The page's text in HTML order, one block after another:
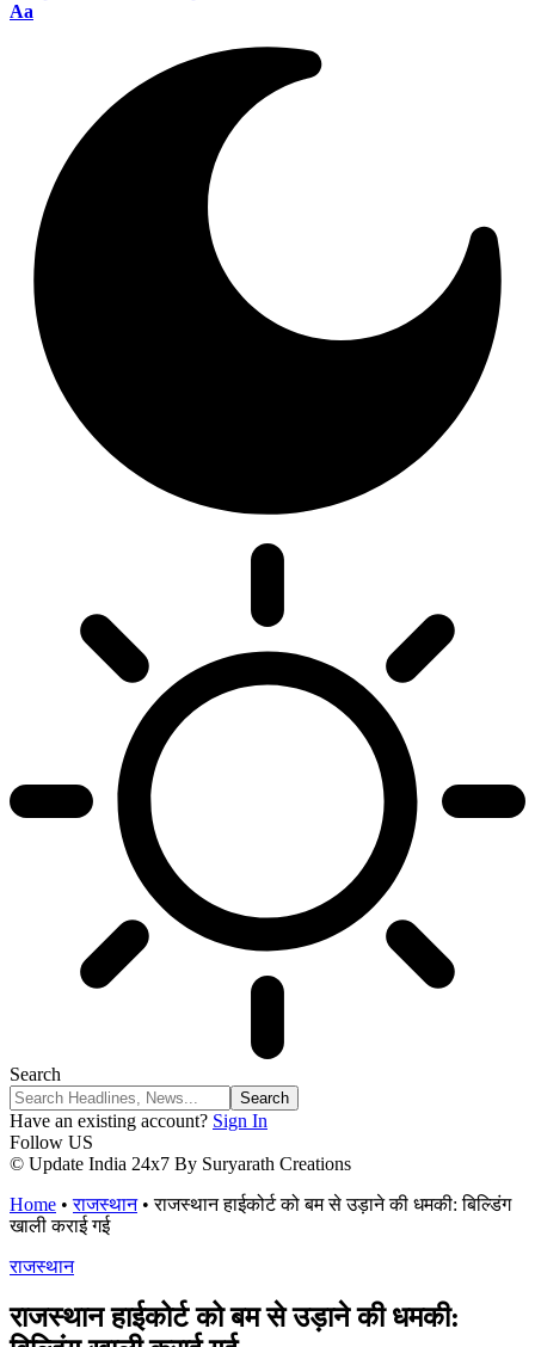
Aa
Search
Have an existing account? Sign In
Follow US
© Update India 24x7 By Suryarath Creations
Home •राजस्थान•राजस्थान हाईकोर्ट को बम से उड़ाने की धमकी: बिल्डिंग
खाली कराई गई
राजस्थान
राजस्थान हाईकोर्ट को बम से उड़ाने की धमकी: